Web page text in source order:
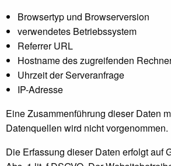
Browsertyp und Browserversion
verwendetes Betriebssystem
Referrer URL
Hostname des zugreifenden
Uhrzeit der Serveranfrage
IP-Adresse
Eine Zusammenführung dieser Daten
Datenquellen wird nicht vorgenommen.
Die Erfassung dieser Daten erfolgt auf